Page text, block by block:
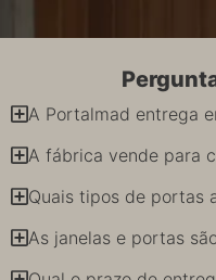
A Portalmad entrega
A fábrica vende para
Quais tipos de portas
As janelas e portas